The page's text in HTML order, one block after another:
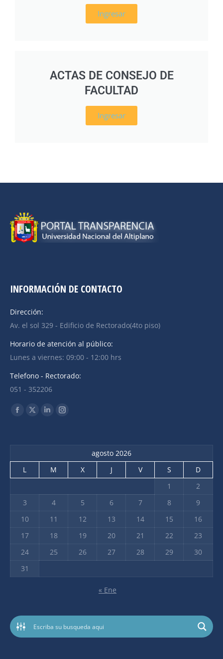
Ingresar
ACTAS DE CONSEJO DE
FACULTAD
Ingresar
INFORMACIÓN DE CONTACTO
Dirección:
Av. el sol 329 - Edificio de Rectorado(4to piso)
Horario de atención al público:
Lunes a viernes: 09:00 - 12:00 hrs
Telefono - Rectorado:
051 - 352206
Find us on:
agosto 2026
L
M X J V S
D
1
2
3
4 5 6 7 8
9
10
11 12 13 14 15
16
17
18 19 20 21 22
23
24
25 26 27 28 29
30
31
« Ene